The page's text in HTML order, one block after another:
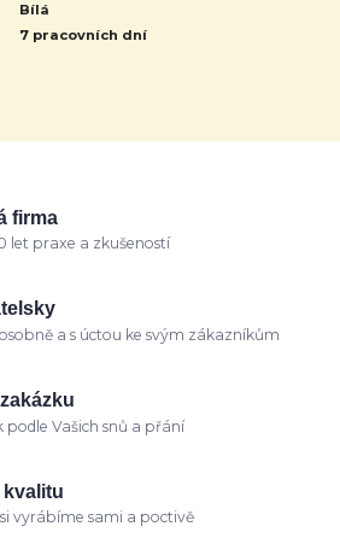
Bílá
7 pracovních dní
firma
let praxe a zkušeností
a s úctou ke svým zákazníkům
Vašich snů a přání
kvalitu
vyrábíme sami a poctivě